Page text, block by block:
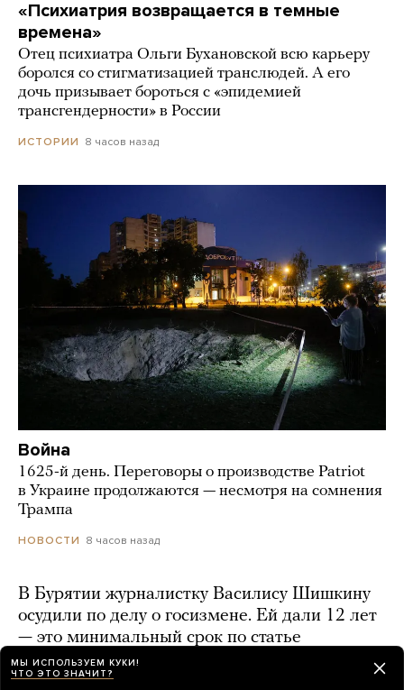
«Психиатрия возвращается в темные
времена»
Отец психиатра Ольги Бухановской всю карьеру
боролся со стигматизацией транслюдей. А его
дочь призывает бороться с «эпидемией
трансгендерности» в России
ИСТОРИИ 8 часов назад
Война
1625-й день. Переговоры о производстве Patriot
в Украине продолжаются — несмотря на сомнения
Трампа
НОВОСТИ 8 часов назад
В Бурятии журналистку Василису Шишкину
осудили по делу о госизмене. Ей дали 12 лет
— это минимальный срок по статье
8 часов назад
МЫ ИСПОЛЬЗУЕМ КУКИ!
ЧТО ЭТО ЗНАЧИТ?